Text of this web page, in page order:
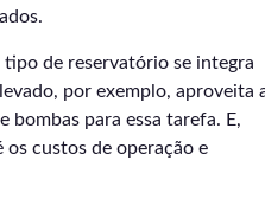
tipo de reservatório se integra
por exemplo, aproveita
bombas para essa tarefa. E,
custos de operação e